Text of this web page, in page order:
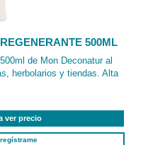
500ML
de Mon Deconatur al
herbolarios y tiendas. Alta
ver precio